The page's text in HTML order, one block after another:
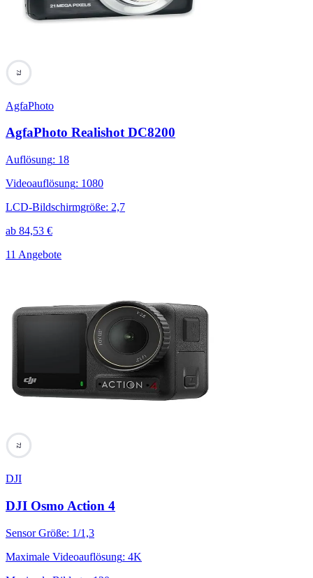
73
AgfaPhoto
AgfaPhoto Realishot DC8200
Auflösung: 18
Videoauflösung: 1080
LCD-Bildschirmgröße: 2,7
ab 84,53 €
11 Angebote
72
DJI
DJI Osmo Action 4
Sensor Größe: 1/1,3
Maximale Videoauflösung: 4K